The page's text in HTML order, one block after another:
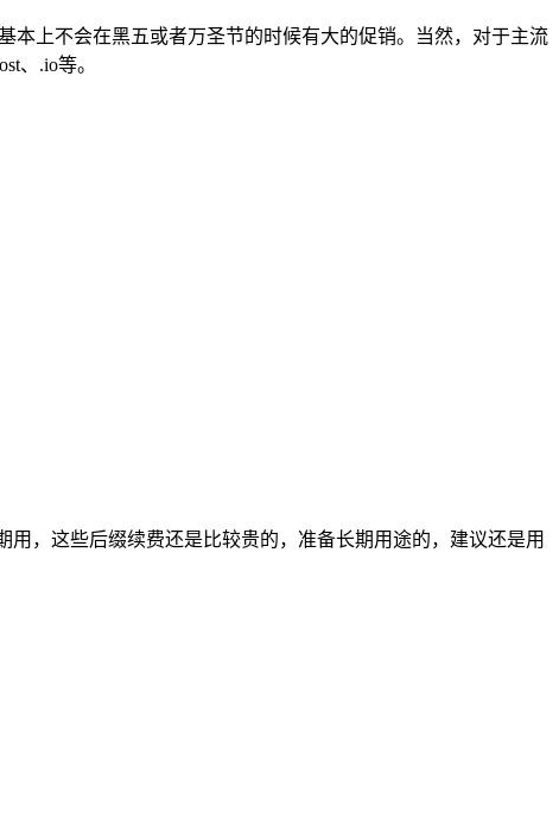
本上不会在黑五或者万圣节的时候有大的促销。当然，对于主流
、.io等。
，这些后缀续费还是比较贵的，准备长期用途的，建议还是用